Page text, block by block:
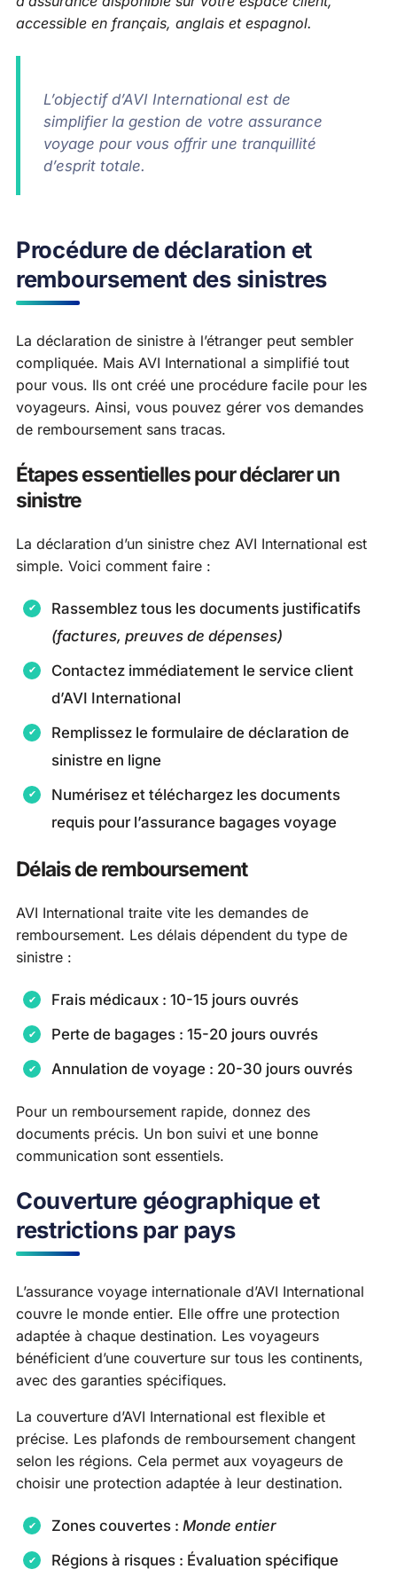
accessible en français, anglais et espagnol.
L’objectif d’AVI International est de
simplifier la gestion de votre assurance
voyage pour vous offrir une tranquillité
d’esprit totale.
Procédure de déclaration et
remboursement des sinistres
La déclaration de sinistre à l’étranger peut sembler
compliquée. Mais AVI International a simplifié tout
pour vous. Ils ont créé une procédure facile pour les
voyageurs. Ainsi, vous pouvez gérer vos demandes
de remboursement sans tracas.
Étapes essentielles pour déclarer un
sinistre
La déclaration d’un sinistre chez AVI International est
simple. Voici comment faire :
Rassemblez tous les documents justificatifs
(factures, preuves de dépenses)
Contactez immédiatement le service client
d’AVI International
Remplissez le formulaire de déclaration de
sinistre en ligne
Numérisez et téléchargez les documents
requis pour l’assurance bagages voyage
Délais de remboursement
AVI International traite vite les demandes de
remboursement. Les délais dépendent du type de
sinistre :
Frais médicaux : 10-15 jours ouvrés
Perte de bagages : 15-20 jours ouvrés
Annulation de voyage : 20-30 jours ouvrés
Pour un remboursement rapide, donnez des
documents précis. Un bon suivi et une bonne
communication sont essentiels.
Couverture géographique et
restrictions par pays
L’assurance voyage internationale d’AVI International
couvre le monde entier. Elle offre une protection
adaptée à chaque destination. Les voyageurs
bénéficient d’une couverture sur tous les continents,
avec des garanties spécifiques.
La couverture d’AVI International est flexible et
précise. Les plafonds de remboursement changent
selon les régions. Cela permet aux voyageurs de
choisir une protection adaptée à leur destination.
Zones couvertes : Monde entier
Régions à risques : Évaluation spécifique